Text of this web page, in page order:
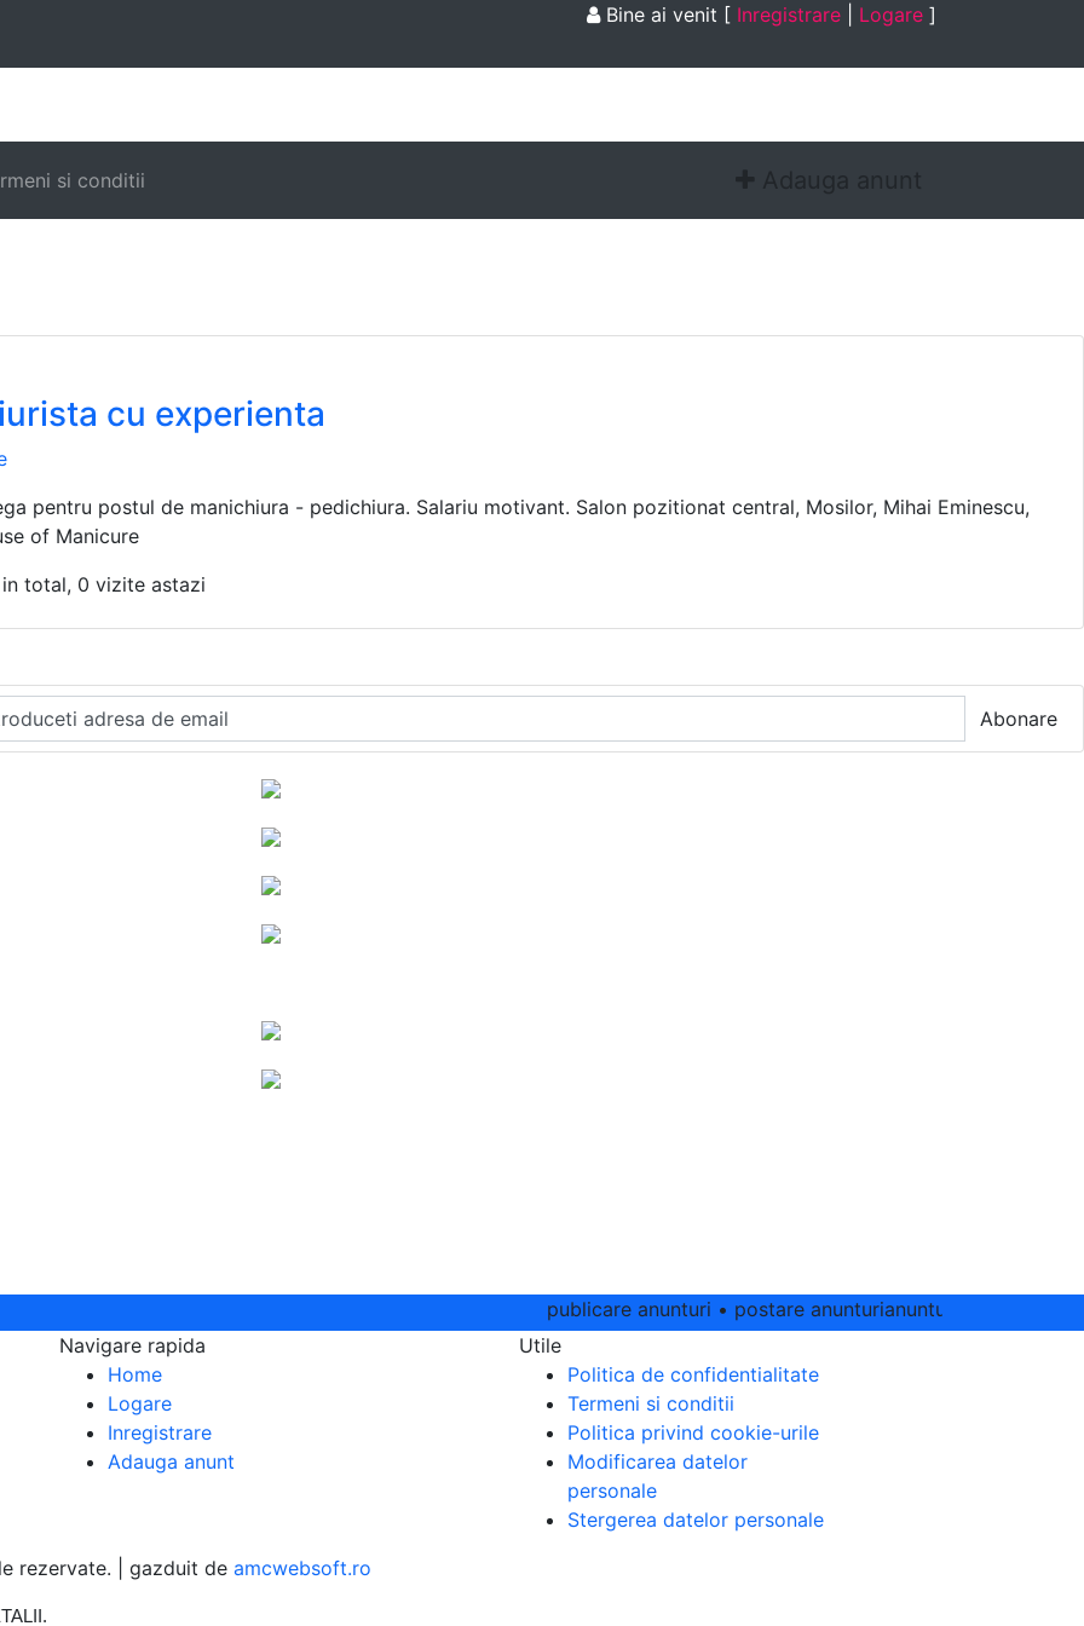
Bine ai venit [ Inregistrare Logare ]
si conditii Adauga anunt
cu experienta
pentru postul de manichiura - pedichiura. Salariu motivant. Salon pozitionat central, Mosilor, Mihai Eminescu,
of Manicure
total, 0 vizite astazi
publicare anunturi • postare anunturianunturi online •
Navigare rapida
Home
Logare
Inregistrare
Adauga anunt
Utile
Politica de confidentialitate
Termeni si conditii
Politica privind cookie-urile
Modificarea datelor
personale
Stergerea datelor personale
rezervate. | gazduit de amcwebsoft.ro
.